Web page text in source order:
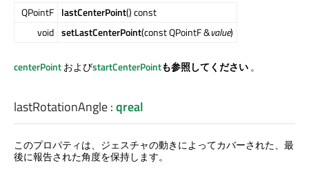
QPointF lastCenterPoint() const
void setLastCenterPoint(const QPointF &value)
centerPointおよびstartCenterPointも参照してください。
lastRotationAngle:qreal
このプロパティは、ジェスチャの動きによってカバーされた、最
後に報告された角度を保持します。